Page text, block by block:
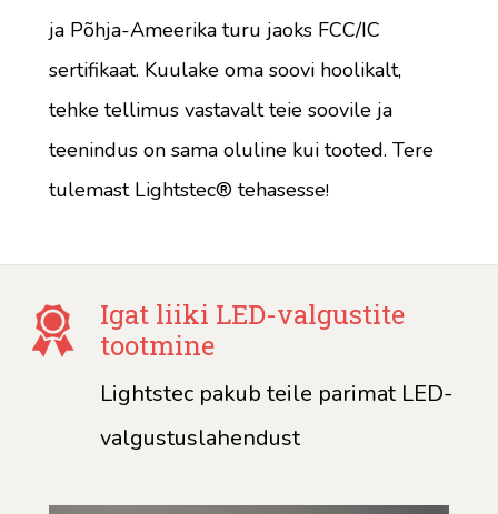
ja Põhja-Ameerika turu jaoks FCC/IC
sertifikaat. Kuulake oma soovi hoolikalt,
tehke tellimus vastavalt teie soovile ja
teenindus on sama oluline kui tooted. Tere
tulemast Lightstec® tehasesse!
Igat liiki LED-valgustite
tootmine
Lightstec pakub teile parimat LED-
valgustuslahendust